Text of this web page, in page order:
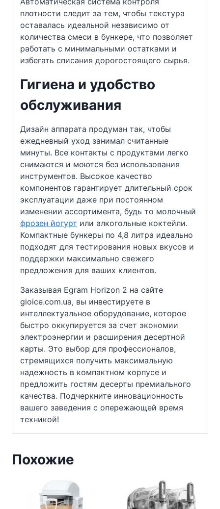
плотности следит за тем, чтобы текстура
оставалась идеальной независимо от
количества смеси в бункере, что позволяет
работать с минимальными остатками и
избегать списания дорогостоящего сырья.
Гигиена и удобство
обслуживания
Дизайн аппарата продуман так, чтобы
ежедневный уход занимал считанные
минуты. Все контакты с продуктами легко
снимаются и моются без использования
инструментов. Высокое качество
компонентов гарантирует длительный срок
эксплуатации даже при постоянном
изменении ассортимента, будь то молочный
фрозен йогурт или алкогольные коктейли.
Компактные бункеры по 4,8 литра идеально
подходят для тестирования новых вкусов и
поддержки максимально свежего
предложения для ваших клиентов.
Заказывая Egram Horizon 2 на сайте
gioice.com.ua, вы инвестируете в
интеллектуальное оборудование, которое
быстро оккупируется за счет экономии
электроэнергии и расширения десертной
карты. Это выбор для профессионалов,
стремящихся получить максимальную
надежность в компактном корпусе и
предложить гостям десерты премиального
качества. Подчеркните инновационность
вашего заведения с опережающей время
техникой!
Похожие